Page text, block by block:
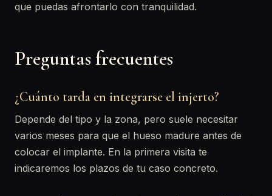
que puedas afrontarlo con tranquilidad.
Preguntas frecuentes
¿Cuánto tarda en integrarse el injerto?
Depende del tipo y la zona, pero suele necesitar
varios meses para que el hueso madure antes de
colocar el implante. En la primera visita te
indicaremos los plazos de tu caso concreto.